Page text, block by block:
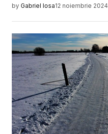
by Gabriel Iosa12 noiembrie 2024